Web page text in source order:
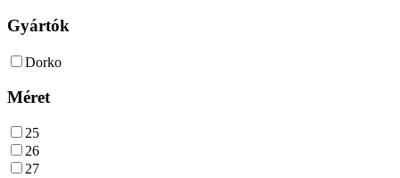
Gyártók
Dorko
Méret
25
26
27